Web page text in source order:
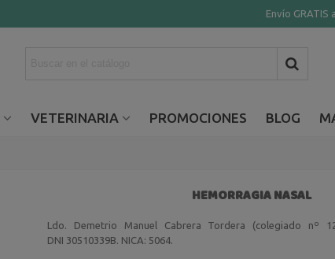
Envío GRATIS
VETERINARIA PROMOCIONES BLOG
HEMORRAGIA NASAL
Ldo. Demetrio Manuel Cabrera Tordera (colegiado nº
DNI 30510339B. NICA: 5064.